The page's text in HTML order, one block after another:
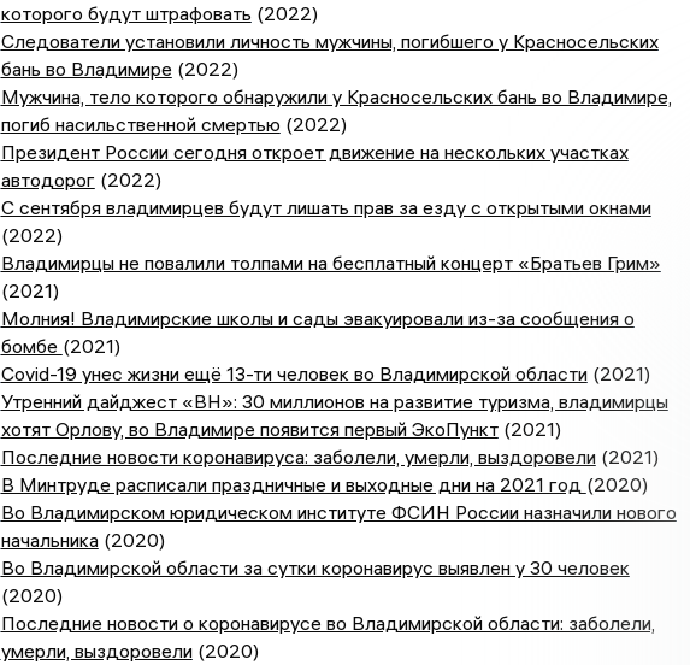
которого будут штрафовать (2022)
Следователи установили личность мужчины, погибшего у Красносельских
бань во Владимире (2022)
Мужчина, тело которого обнаружили у Красносельских бань во Владимире,
погиб насильственной смертью (2022)
Президент России сегодня откроет движение на нескольких участках
автодорог (2022)
С сентября владимирцев будут лишать прав за езду с открытыми окнами
(2022)
Владимирцы не повалили толпами на бесплатный концерт «Братьев Грим»
(2021)
Молния! Владимирские школы и сады эвакуировали из-за сообщения о
бомбе (2021)
Covid-19 унес жизни ещё 13-ти человек во Владимирской области(2021)
Утренний дайджест «ВН»: 30 миллионов на развитие туризма, владимирцы
хотят Орлову, во Владимире появится первый ЭкоПункт(2021)
Последние новости коронавируса: заболели, умерли, выздоровели(2021)
В Минтруде расписали праздничные и выходные дни на 2021 год (2020)
Во Владимирском юридическом институте ФСИН России назначили нового
начальника(2020)
Во Владимирской области за сутки коронавирус выявлен у 30 человек
(2020)
Последние новости о коронавирусе во Владимирской области: заболели,
умерли, выздоровели(2020)